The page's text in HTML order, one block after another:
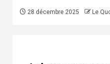
28 décembre 2025 Le